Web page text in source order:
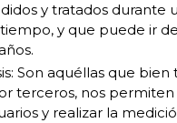
y tratados durante
y que puede ir
Son aquéllas que bien
terceros, nos
y realizar la